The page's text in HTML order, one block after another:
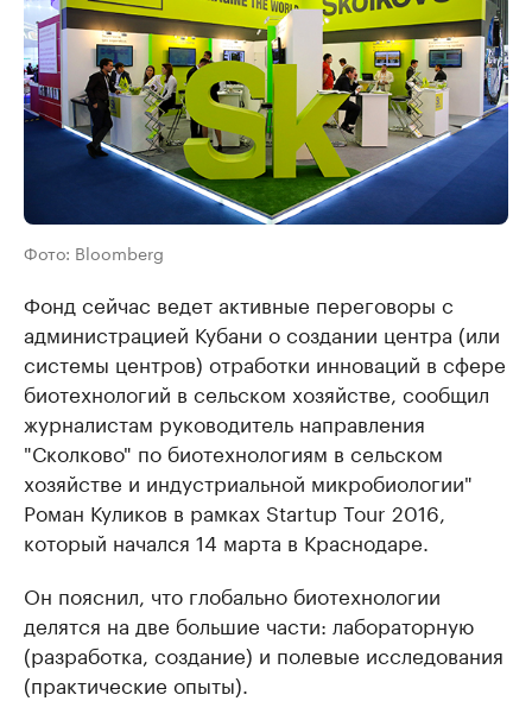
Фото: Bloomberg
Фонд сейчас ведет активные переговоры с
администрацией Кубани о создании центра (или
системы центров) отработки инноваций в сфере
биотехнологий в сельском хозяйстве, сообщил
журналистам руководитель направления
"Сколково" по биотехнологиям в сельском
хозяйстве и индустриальной микробиологии"
Роман Куликов в рамках Startup Tour 2016,
который начался 14 марта в Краснодаре.
Он пояснил, что глобально биотехнологии
делятся на две большие части: лабораторную
(разработка, создание) и полевые исследования
(практические опыты).